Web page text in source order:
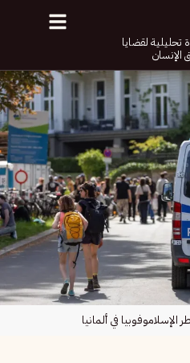
لقضايا
الإنسان
في ألمانيا